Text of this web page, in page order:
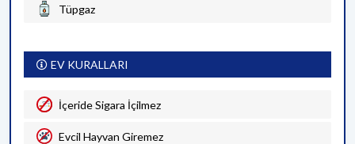
Tüpgaz
EV KURALLARI
İçeride Sigara İçilmez
Evcil Hayvan Giremez